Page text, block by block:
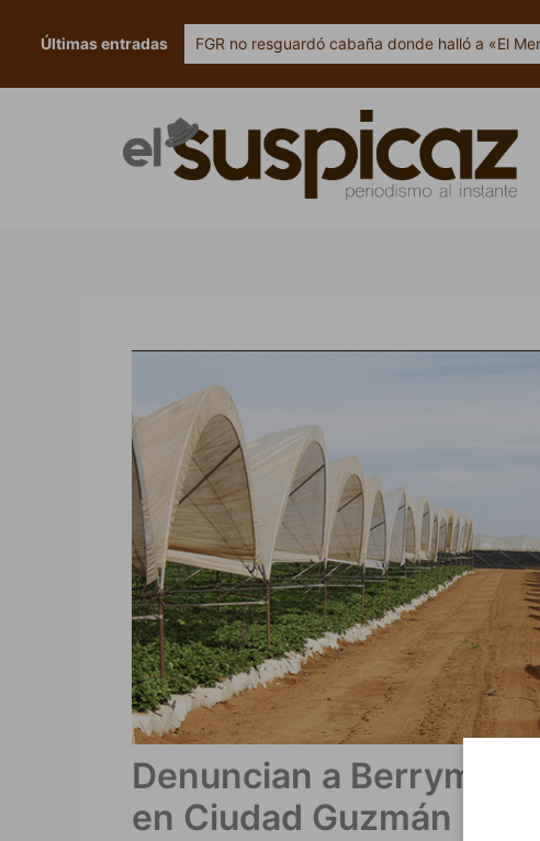
Últimas entradas FGR no resguardó cabaña donde halló a «El
Denuncian a Berrymex
en Ciudad Guzmán